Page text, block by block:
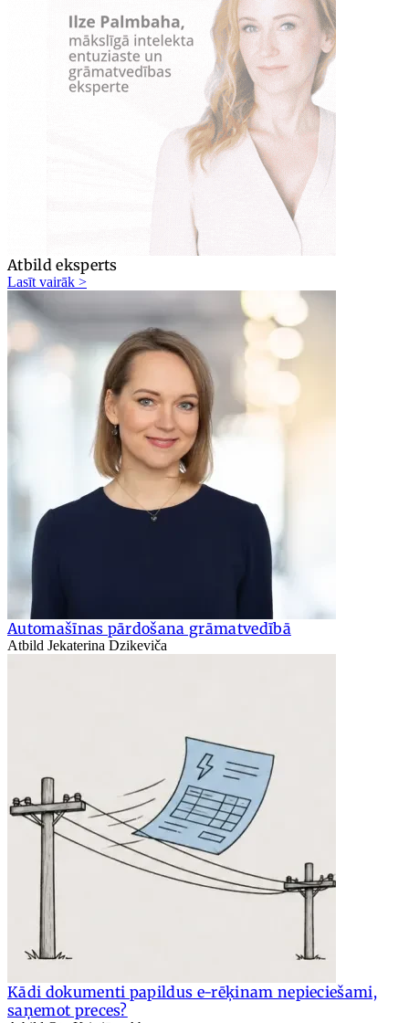
Atbild eksperts
Lasīt vairāk >
Automašīnas pārdošana grāmatvedībā
Atbild Jekaterina Dzikeviča
Kādi dokumenti papildus e-rēķinam nepieciešami,
saņemot preces?